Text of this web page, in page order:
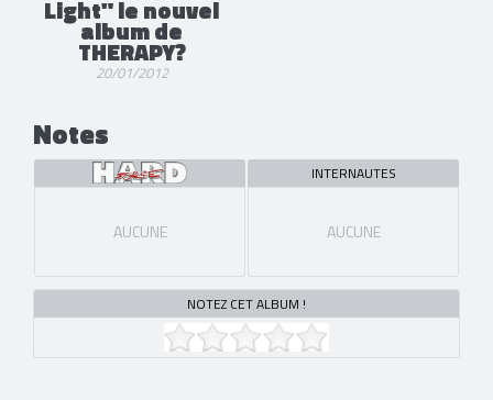
Light" le nouvel
album de
THERAPY?
20/01/2012
Notes
AUCUNE
INTERNAUTES
AUCUNE
NOTEZ CET ALBUM !